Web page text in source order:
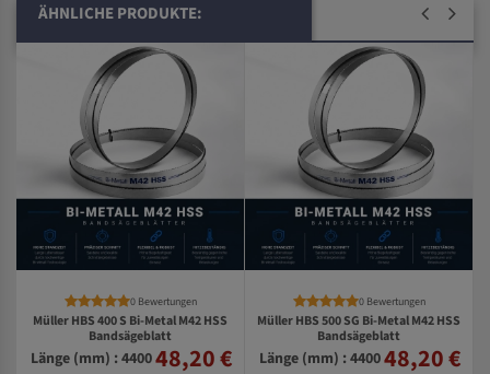
ÄHNLICHE PRODUKTE:
0 Bewertungen
Müller HBS 400 S Bi-Metal M42 HSS
Bandsägeblatt
Länge (mm) : 440048,20 €
0 Bewertungen
Müller HBS 500 SG Bi-Metal M42 HSS
Bandsägeblatt
Länge (mm) : 440048,20 €